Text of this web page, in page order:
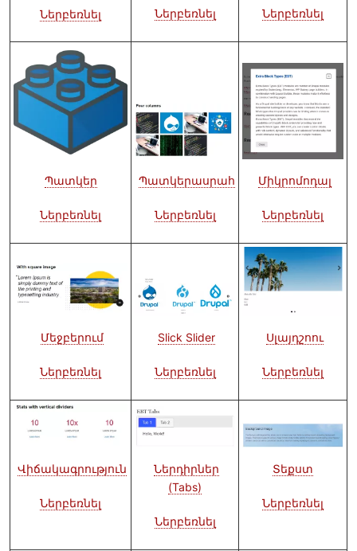
Ներբեռնել Ներբեռնել Ներբեռնել
Պատկեր
Ներբեռնել
Նկար
Պատկերասրահ
Ներբեռնել
Նկար
Միկրոմոդալ
Ներբեռնել
Նկար
Մեջբերում
Ներբեռնել
Նկար
Slick Slider
Ներբեռնել
Նկար
Սլայդշոու
Ներբեռնել
Նկար
Վիճակագրություն
Ներբեռնել
Նկար
Ներդիրներ
(Tabs)
Ներբեռնել
Նկար
Տեքստ
Ներբեռնել